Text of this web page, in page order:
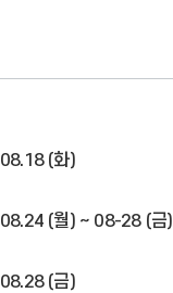
08.18 (화)
08.24 (월) ~ 08-28 (금)
08.28 (금)